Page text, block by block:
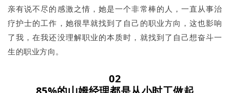
亲有说不尽的感激之情，她是一个非常棒的人，一直从事治
疗护士的工作，她很早就找到了自己的职业方向，这也影响
了我，在我还没理解职业的本质时，就找到了自己想奋斗一
生的职业方向。
02